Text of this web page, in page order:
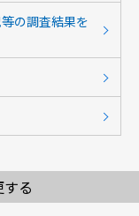
の調査結果を
る